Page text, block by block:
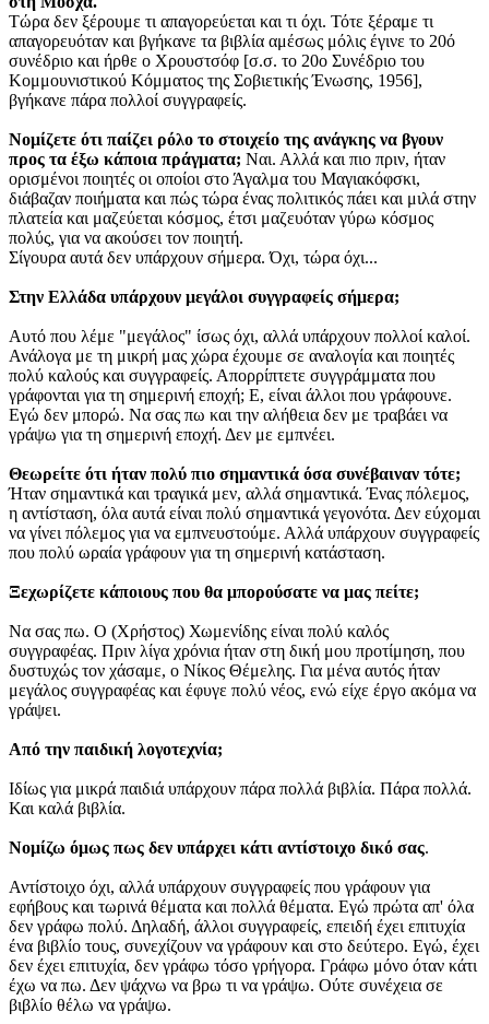
Τώρα δεν ξέρουμε τι απαγορεύεται και τι όχι. Τότε ξέραμε τι
απαγορευόταν και βγήκανε τα βιβλία αμέσως μόλις έγινε το 20ό
συνέδριο και ήρθε ο Χρουστσόφ [σ.σ. το 20ο Συνέδριο του
Κομμουνιστικού Κόμματος της Σοβιετικής Ένωσης, 1956],
βγήκανε πάρα πολλοί συγγραφείς.
Νομίζετε ότι παίζει ρόλο το στοιχείο της ανάγκης να βγουν
προς τα έξω κάποια πράγματα; Ναι. Αλλά και πιο πριν, ήταν
ορισμένοι ποιητές οι οποίοι στο Άγαλμα του Μαγιακόφσκι,
διάβαζαν ποιήματα και πώς τώρα ένας πολιτικός πάει και μιλά στην
πλατεία και μαζεύεται κόσμος, έτσι μαζευόταν γύρω κόσμος
πολύς, για να ακούσει τον ποιητή.
Σίγουρα αυτά δεν υπάρχουν σήμερα. Όχι, τώρα όχι...
Στην Ελλάδα υπάρχουν μεγάλοι συγγραφείς σήμερα;
Αυτό που λέμε "μεγάλος" ίσως όχι, αλλά υπάρχουν πολλοί καλοί.
Ανάλογα με τη μικρή μας χώρα έχουμε σε αναλογία και ποιητές
πολύ καλούς και συγγραφείς. Απορρίπτετε συγγράμματα που
γράφονται για τη σημερινή εποχή; Ε, είναι άλλοι που γράφουνε.
Εγώ δεν μπορώ. Να σας πω και την αλήθεια δεν με τραβάει να
γράψω για τη σημερινή εποχή. Δεν με εμπνέει.
Θεωρείτε ότι ήταν πολύ πιο σημαντικά όσα συνέβαιναν τότε;
Ήταν σημαντικά και τραγικά μεν, αλλά σημαντικά. Ένας πόλεμος,
η αντίσταση, όλα αυτά είναι πολύ σημαντικά γεγονότα. Δεν εύχομαι
να γίνει πόλεμος για να εμπνευστούμε. Αλλά υπάρχουν συγγραφείς
που πολύ ωραία γράφουν για τη σημερινή κατάσταση.
Ξεχωρίζετε κάποιους που θα μπορούσατε να μας πείτε;
Να σας πω. Ο (Χρήστος) Χωμενίδης είναι πολύ καλός
συγγραφέας. Πριν λίγα χρόνια ήταν στη δική μου προτίμηση, που
δυστυχώς τον χάσαμε, ο Νίκος Θέμελης. Για μένα αυτός ήταν
μεγάλος συγγραφέας και έφυγε πολύ νέος, ενώ είχε έργο ακόμα να
γράψει.
Από την παιδική λογοτεχνία;
Ιδίως για μικρά παιδιά υπάρχουν πάρα πολλά βιβλία. Πάρα πολλά.
Και καλά βιβλία.
Νομίζω όμως πως δεν υπάρχει κάτι αντίστοιχο δικό σας.
Αντίστοιχο όχι, αλλά υπάρχουν συγγραφείς που γράφουν για
εφήβους και τωρινά θέματα και πολλά θέματα. Εγώ πρώτα απ' όλα
δεν γράφω πολύ. Δηλαδή, άλλοι συγγραφείς, επειδή έχει επιτυχία
ένα βιβλίο τους, συνεχίζουν να γράφουν και στο δεύτερο. Εγώ, έχει
δεν έχει επιτυχία, δεν γράφω τόσο γρήγορα. Γράφω μόνο όταν κάτι
έχω να πω. Δεν ψάχνω να βρω τι να γράψω. Ούτε συνέχεια σε
βιβλίο θέλω να γράψω.